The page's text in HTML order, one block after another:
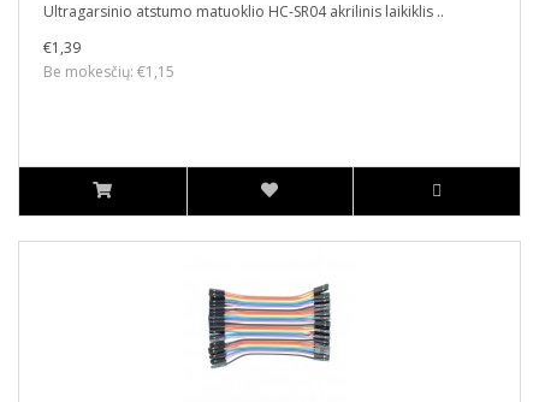
Ultragarsinio atstumo matuoklio HC-SR04 akrilinis laikiklis ..
€1,39
Be mokesčių: €1,15